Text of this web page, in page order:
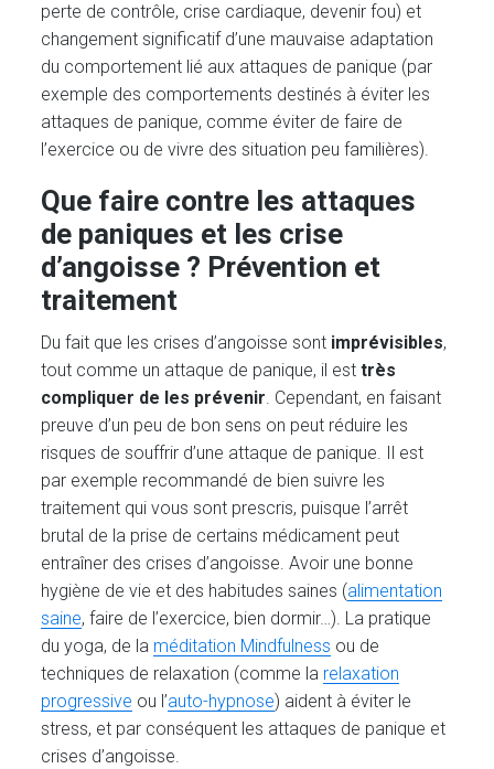
perte de contrôle, crise cardiaque, devenir fou) et
changement significatif d’une mauvaise adaptation
du comportement lié aux attaques de panique (par
exemple des comportements destinés à éviter les
attaques de panique, comme éviter de faire de
l’exercice ou de vivre des situation peu familières).
Que faire contre les attaques
de paniques et les crise
d’angoisse ? Prévention et
traitement
Du fait que les crises d’angoisse sont imprévisibles,
tout comme un attaque de panique, il esttrès
compliquer de les prévenir. Cependant, en faisant
preuve d’un peu de bon sens on peut réduire les
risques de souffrir d’une attaque de panique. Il est
par exemple recommandé de bien suivre les
traitement qui vous sont prescris, puisque l’arrêt
brutal de la prise de certains médicament peut
entraîner des crises d’angoisse. Avoir une bonne
hygiène de vie et des habitudes saines (alimentation
saine, faire de l’exercice, bien dormir…). La pratique
du yoga, de la méditation Mindfulness ou de
techniques de relaxation (comme la relaxation
progressive ou l’auto-hypnose) aident à éviter le
stress, et par conséquent les attaques de panique et
crises d’angoisse.